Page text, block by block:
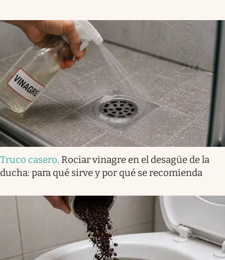
Truco casero. Rociar vinagre en el desagüe de la
ducha: para qué sirve y por qué se recomienda